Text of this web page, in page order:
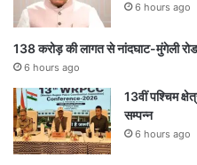
6 hours ago
138 करोड़ की लागत से नांदघाट-मुंगेली
6 hours ago
13वीं पश्चिम
सम्पन्न
6 hours ago